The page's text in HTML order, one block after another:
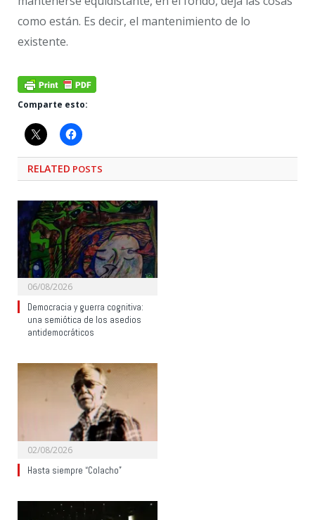
como están. Es decir, el mantenimiento de lo
existente.
Comparte esto:
RELATED POSTS
06/08/2026
Democracia y guerra cognitiva:
una semiótica de los asedios
antidemocráticos
02/08/2026
Hasta siempre “Colacho”